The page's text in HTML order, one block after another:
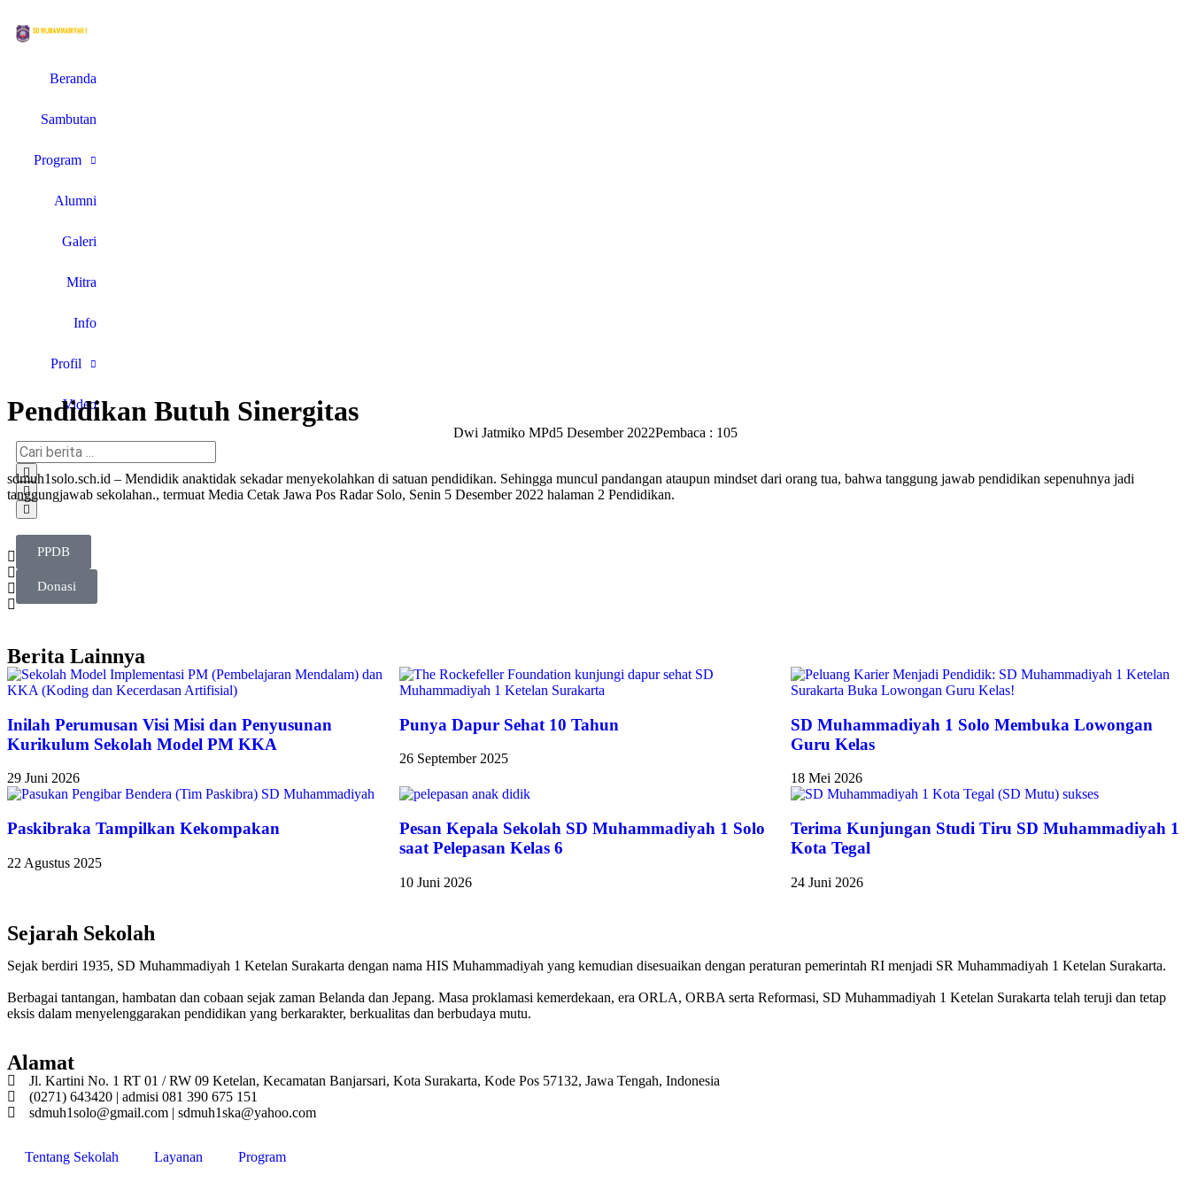
Beranda
Sambutan
Program
Alumni
Galeri
Mitra
Info
Profil
Video
PPDB
Donasi
Pendidikan Butuh Sinergitas
Dwi Jatmiko MPd5 Desember 2022Pembaca : 105
sdmuh1solo.sch.id – Mendidik anaktidak sekadar menyekolahkan di satuan pendidikan. Sehingga muncul pandangan ataupun mindset dari orang tua, bahwa tanggung jawab pendidikan sepenuhnya jadi
tanggungjawab sekolahan., termuat Media Cetak Jawa Pos Radar Solo, Senin 5 Desember 2022 halaman 2 Pendidikan.
Berita Lainnya
Inilah Perumusan Visi Misi dan Penyusunan
Kurikulum Sekolah Model PM KKA
29 Juni 2026
Punya Dapur Sehat 10 Tahun
26 September 2025
SD Muhammadiyah 1 Solo Membuka Lowongan
Guru Kelas
18 Mei 2026
Paskibraka Tampilkan Kekompakan
22 Agustus 2025
Pesan Kepala Sekolah SD Muhammadiyah 1 Solo
saat Pelepasan Kelas 6
10 Juni 2026
Terima Kunjungan Studi Tiru SD Muhammadiyah 1
Kota Tegal
24 Juni 2026
Sejarah Sekolah
Sejak berdiri 1935, SD Muhammadiyah 1 Ketelan Surakarta dengan nama HIS Muhammadiyah yang kemudian disesuaikan dengan peraturan pemerintah RI menjadi SR Muhammadiyah 1 Ketelan Surakarta.
Berbagai tantangan, hambatan dan cobaan sejak zaman Belanda dan Jepang. Masa proklamasi kemerdekaan, era ORLA, ORBA serta Reformasi, SD Muhammadiyah 1 Ketelan Surakarta telah teruji dan tetap
eksis dalam menyelenggarakan pendidikan yang berkarakter, berkualitas dan berbudaya mutu.
Alamat
Jl. Kartini No. 1 RT 01 / RW 09 Ketelan, Kecamatan Banjarsari, Kota Surakarta, Kode Pos 57132, Jawa Tengah, Indonesia
(0271) 643420 | admisi 081 390 675 151
sdmuh1solo@gmail.com | sdmuh1ska@yahoo.com
Tentang Sekolah Layanan Program